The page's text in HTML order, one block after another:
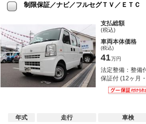
制限保証／ナビ／フルセグＴＶ／ＥＴＣ
支払総額
(税込)
車両本体価格
(税込)
41万円
法定整備：整備
保証付 (12ヶ月
年式
走行
車検